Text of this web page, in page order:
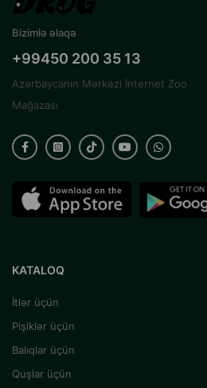
Bizimlə əlaqə
+99450 200 35 13
Azərbaycanın Mərkəzi İnternet Zoo
Mağazası
KATALOQ
İtlər üçün
Pişiklər üçün
Balıqlar üçün
Quşlar üçün